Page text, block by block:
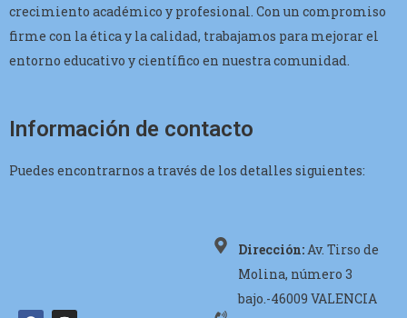
crecimiento académico y profesional. Con un compromiso
firme con la ética y la calidad, trabajamos para mejorar el
entorno educativo y científico en nuestra comunidad.
Información de contacto
Puedes encontrarnos a través de los detalles siguientes:
Dirección:Av. Tirso de
Molina, número 3
bajo.-46009 VALENCIA